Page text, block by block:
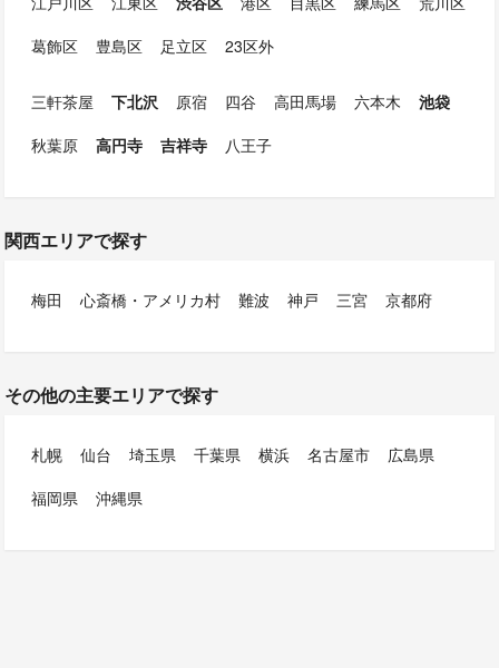
葛飾区
豊島区 足立区 23区外
三軒茶屋 下北沢 原宿 四谷 高田馬場 六本木
池袋
秋葉原
高円寺 吉祥寺 八王子
関西エリアで探す
梅田 心斎橋・アメリカ村 難波 神戸 三宮 京都府
その他の主要エリアで探す
札幌 仙台 埼玉県 千葉県 横浜 名古屋市
広島県
福岡県
沖縄県